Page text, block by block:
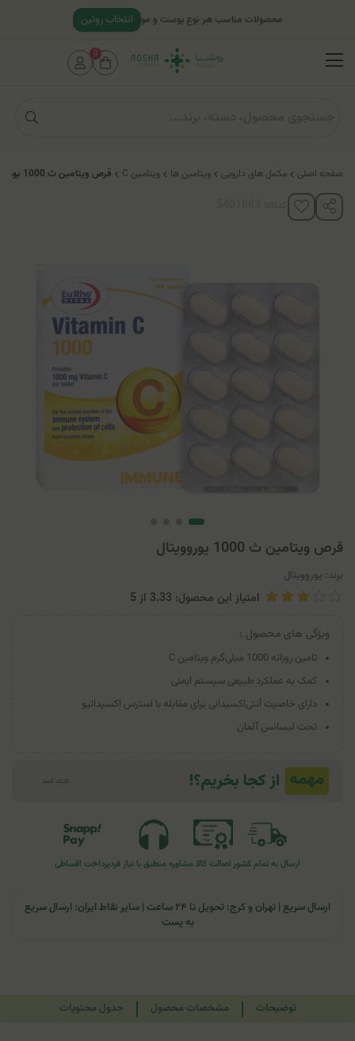
صفحه اصلی مکمل های دارویی ویتامین ها ویتامین C قرص ویتامین ث 1000 یوروویتال
قرص ویتامین ث 1000 یوروویتال
برند: یوروویتال
امتیاز این محصول: 3.33 از 5
ویژگی های محصول :
تامین روزانه 1000 میلی‌گرم ویتامین C
کمک به عملکرد طبیعی سیستم ایمنی
دارای خاصیت آنتی‌اکسیدانی برای مقابله با استرس اکسیداتیو
تحت لیسانس آلمان
ارسال به تمام کشوراصالت کالا مشاوره منطبق با نیاز فردپرداخت اقساطی
ارسال سریع | تهران و کرج: تحویل تا ۲۴ ساعت | سایر نقاط ایران: ارسال سریع
به پست
توضیحات مشخصات محصول جدول محتویات
محصولات مناسب هر نوع پوست و مو انتخاب روتین
0